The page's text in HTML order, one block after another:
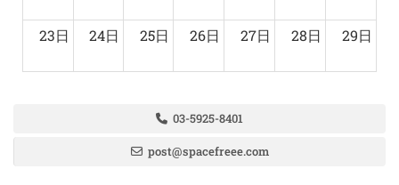
23日 24日 25日 26日 27日 28日 29日
03-5925-8401
post@spacefreee.com